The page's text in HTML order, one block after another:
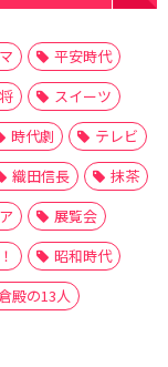
平安時代
スイーツ
時代劇
テレビ
織田信長
抹茶
展覧会
昭和時代
殿の13人